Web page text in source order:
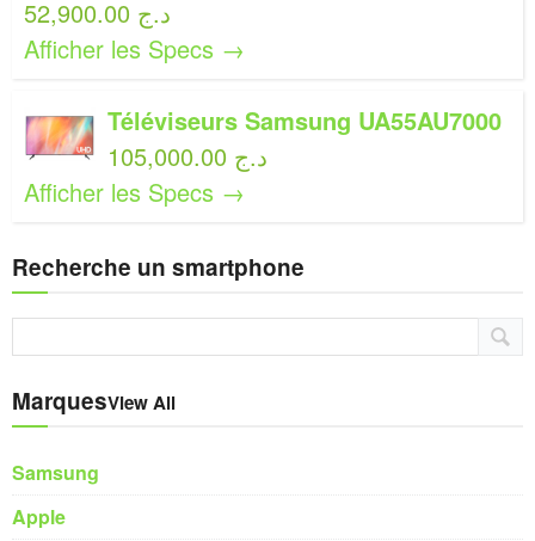
52,900.00 د.ج
Afficher les Specs →
Téléviseurs Samsung UA55AU7000
105,000.00 د.ج
Afficher les Specs →
Recherche un smartphone
MarquesView All
Samsung
Apple